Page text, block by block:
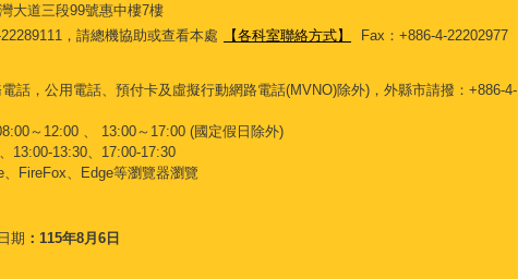
大道三段99號惠中樓7樓
，請總機協助或查看本處
【各科室聯絡方式】
Fax：+886-4-22202977
話，公用電話、預付卡及虛擬行動網路電話(MVNO)除外)，外縣市請撥：+886-4-
～12:00 、 13:00～17:00 (國定假日除外)
13:00-13:30、17:00-17:30
FireFox、Edge等瀏覽器瀏覽
期 115年8月6日